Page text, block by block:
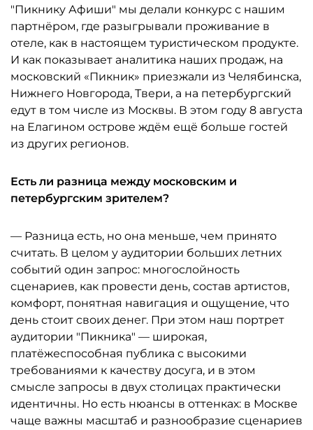
"Пикнику Афиши" мы делали конкурс с нашим
партнёром, где разыгрывали проживание в
отеле, как в настоящем туристическом продукте.
И как показывает аналитика наших продаж, на
московский «Пикник» приезжали из Челябинска,
Нижнего Новгорода, Твери, а на петербургский
едут в том числе из Москвы. В этом году 8 августа
на Елагином острове ждём ещё больше гостей
из других регионов.
Есть ли разница между московским и
петербургским зрителем?
— Разница есть, но она меньше, чем принято
считать. В целом у аудитории больших летних
событий один запрос: многослойность
сценариев, как провести день, состав артистов,
комфорт, понятная навигация и ощущение, что
день стоит своих денег. При этом наш портрет
аудитории "Пикника" — широкая,
платёжеспособная публика с высокими
требованиями к качеству досуга, и в этом
смысле запросы в двух столицах практически
идентичны. Но есть нюансы в оттенках: в Москве
чаще важны масштаб и разнообразие сценариев